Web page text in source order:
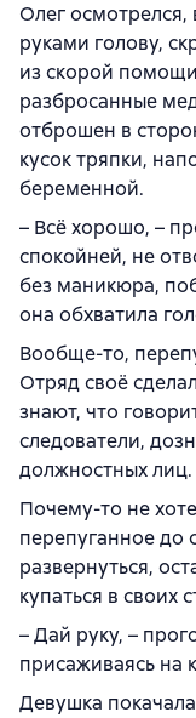
Олег осмотрелся,
руками голову,
из скорой
разбросанные
отброшен в
кусок тряпки,
беременной.
– Всё хорошо, –
спокойней, не
без маникюра,
она обхватила
Вообще-то,
Отряд своё
знают, что
следователи,
должностных лиц.
Почему-то не
перепуганное до
развернуться,
купаться в своих
– Дай руку, –
присаживаясь на
Девушка